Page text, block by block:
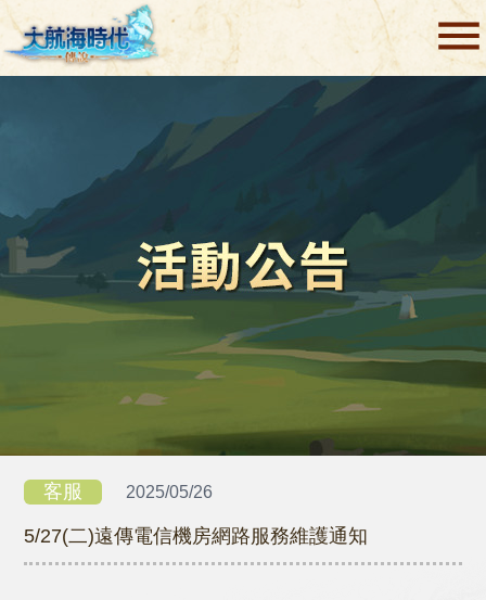
客服 2025/05/26
5/27(二)遠傳電信機房網路服務維護通知